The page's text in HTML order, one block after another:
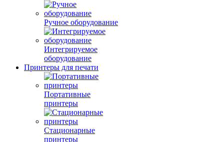
Ручное оборудование
Интегрируемое
оборудование
Принтеры для печати
Портативные
принтеры
Стационарные
принтеры